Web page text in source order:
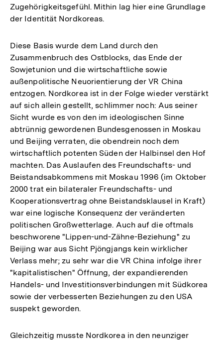
Zugehörigkeitsgefühl. Mithin lag hier eine Grundlage
der Identität Nordkoreas.
Diese Basis wurde dem Land durch den
Zusammenbruch des Ostblocks, das Ende der
Sowjetunion und die wirtschaftliche sowie
außenpolitische Neuorientierung der VR China
entzogen. Nordkorea ist in der Folge wieder verstärkt
auf sich allein gestellt, schlimmer noch: Aus seiner
Sicht wurde es von den im ideologischen Sinne
abtrünnig gewordenen Bundesgenossen in Moskau
und Beijing verraten, die obendrein noch dem
wirtschaftlich potenten Süden der Halbinsel den Hof
machten. Das Auslaufen des Freundschafts- und
Beistandsabkommens mit Moskau 1996 (im Oktober
2000 trat ein bilateraler Freundschafts- und
Kooperationsvertrag ohne Beistandsklausel in Kraft)
war eine logische Konsequenz der veränderten
politischen Großwetterlage. Auch auf die oftmals
beschworene "Lippen-und-Zähne-Beziehung" zu
Beijing war aus Sicht Pjöngjangs kein wirklicher
Verlass mehr; zu sehr war die VR China infolge ihrer
"kapitalistischen" Öffnung, der expandierenden
Handels- und Investitionsverbindungen mit Südkorea
sowie der verbesserten Beziehungen zu den USA
suspekt geworden.
Gleichzeitig musste Nordkorea in den neunziger